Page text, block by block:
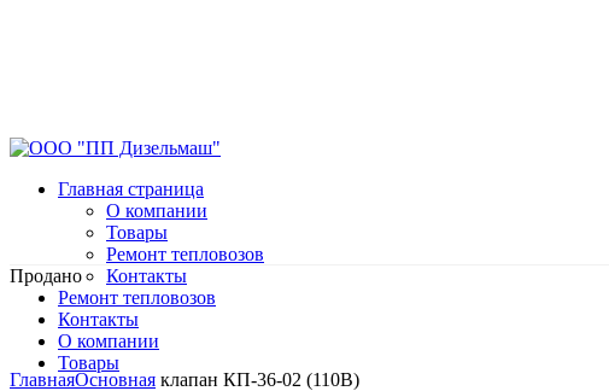
Главная страница
О компании
Товары
Ремонт тепловозов
Контакты
Ремонт тепловозов
Контакты
О компании
Товары
Продано
Нажмите, чтобы увеличить
ГлавнаяОсновная клапан КП-36-02 (110В)